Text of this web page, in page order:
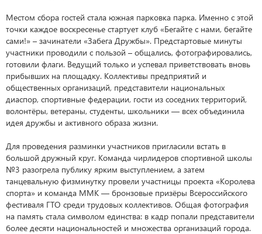
Местом сбора гостей стала южная парковка парка. Именно с этой
точки каждое воскресенье стартует клуб «Бегайте с нами, бегайте
сами!» – зачинатели «Забега Дружбы». Предстартовые минуты
участники проводили с пользой – общались, фотографировались,
готовили флаги. Ведущий только и успевал приветствовать вновь
прибывших на площадку. Коллективы предприятий и
общественных организаций, представители национальных
диаспор, спортивные федерации, гости из соседних территорий,
волонтёры, ветераны, студенты, школьники — всех объединила
идея дружбы и активного образа жизни.
Для проведения разминки участников пригласили встать в
большой дружный круг. Команда чирлидеров спортивной школы
№3 разогрела публику ярким выступлением, а затем
танцевальную физминутку провели участницы проекта «Королева
спорта» и команда ММК — бронзовые призёры Всероссийского
фестиваля ГТО среди трудовых коллективов. Общая фотография
на память стала символом единства: в кадр попали представители
более десяти национальностей и множества организаций города.